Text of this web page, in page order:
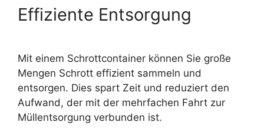
Effiziente Entsorgung
Mit einem Schrottcontainer können Sie große
Mengen Schrott effizient sammeln und
entsorgen. Dies spart Zeit und reduziert den
Aufwand, der mit der mehrfachen Fahrt zur
Müllentsorgung verbunden ist.